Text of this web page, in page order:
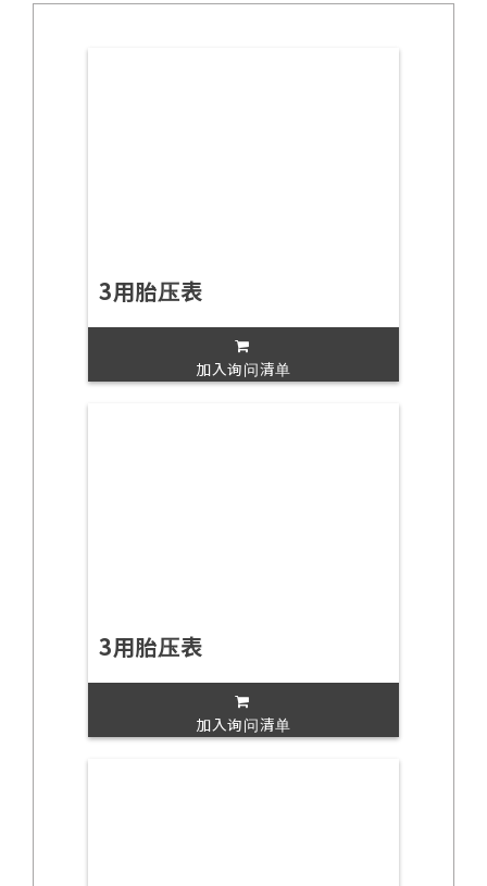
3用胎压表
加入询问清单
3用胎压表
加入询问清单